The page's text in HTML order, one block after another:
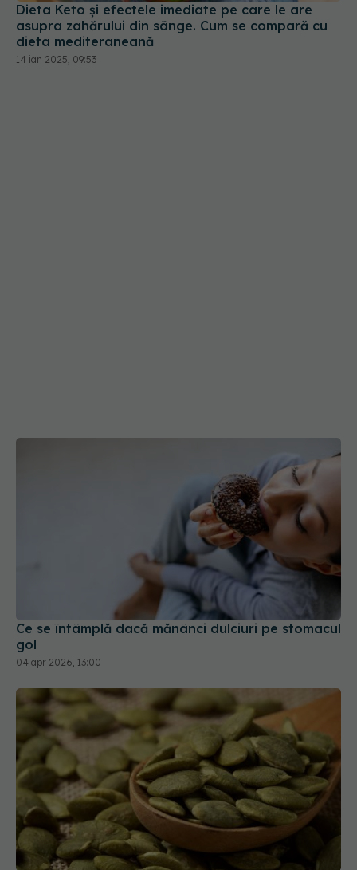
Dieta Keto și efectele imediate pe care le are
asupra zahărului din sânge. Cum se compară cu
dieta mediteraneană
14 ian 2025, 09:53
Ce se întâmplă dacă mănânci dulciuri pe stomacul
gol
04 apr 2026, 13:00